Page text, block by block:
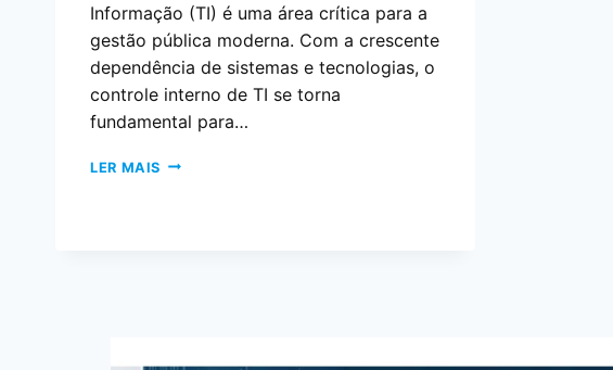
Informação (TI) é uma área crítica para a
gestão pública moderna. Com a crescente
dependência de sistemas e tecnologias, o
controle interno de TI se torna
fundamental para…
LER MAIS